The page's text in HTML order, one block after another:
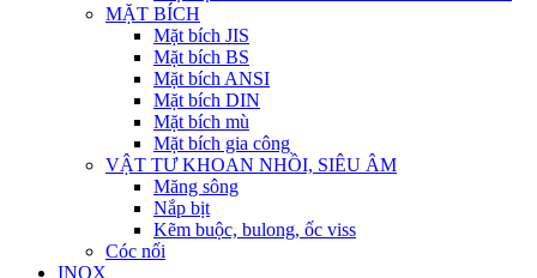
MẶT BÍCH
Mặt bích JIS
Mặt bích BS
Mặt bích ANSI
Mặt bích DIN
Mặt bích mù
Mặt bích gia công
VẬT TƯ KHOAN NHỒI, SIÊU ÂM
Măng sông
Nắp bịt
Kẽm buộc, bulong, ốc viss
Cóc nối
INOX